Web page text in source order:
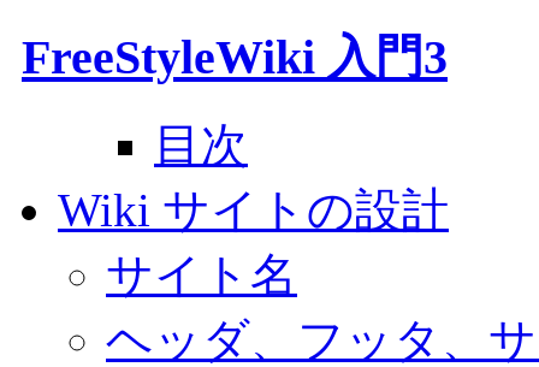
FreeStyleWiki 入門3
目次
Wiki サイトの設計
サイト名
ヘッダ、フッタ、